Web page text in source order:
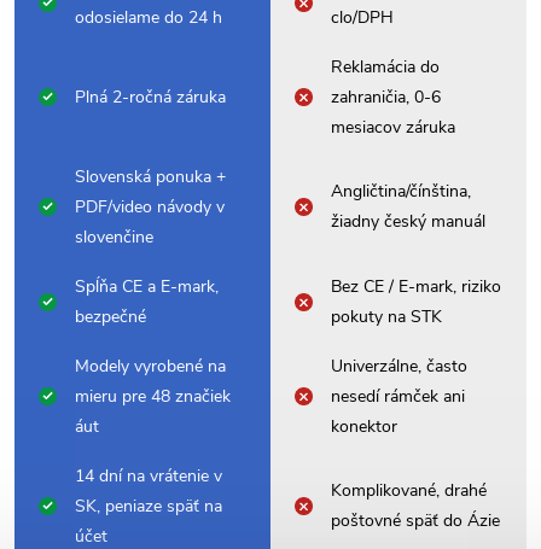
odosielame do 24 h
clo/DPH
Plná 2-ročná záruka
Reklamácia do
zahraničia, 0-6
mesiacov záruka
Slovenská ponuka +
PDF/video návody v
slovenčine
Angličtina/čínština,
žiadny český manuál
Spĺňa CE a E-mark,
bezpečné
Bez CE / E-mark, riziko
pokuty na STK
Modely vyrobené na
mieru pre 48 značiek
áut
Univerzálne, často
nesedí rámček ani
konektor
14 dní na vrátenie v
SK, peniaze späť na
účet
Komplikované, drahé
poštovné späť do Ázie